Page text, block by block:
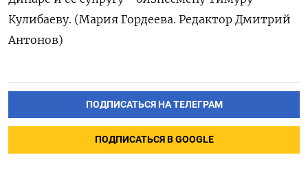
Кулибаеву. (Мария Гордеева. ​Редактор Дмитрий
‌Антонов)
ПОДПИСАТЬСЯ НА ТЕЛЕГРАМ
ПОДПИСАТЬСЯ В GOOGLE